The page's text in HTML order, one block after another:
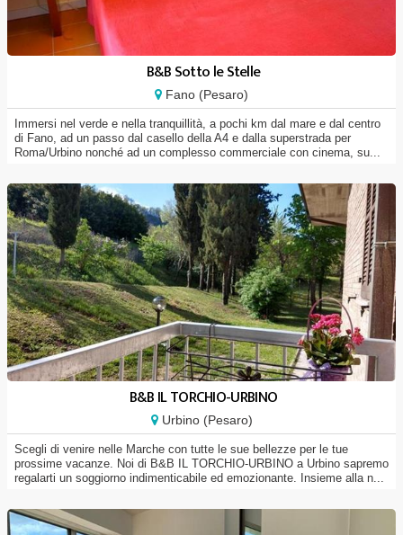
B&B Sotto le Stelle
Fano (Pesaro)
Immersi nel verde e nella tranquillità, a pochi km dal mare e dal centro
di Fano, ad un passo dal casello della A4 e dalla superstrada per
Roma/Urbino nonché ad un complesso commerciale con cinema, su...
B&B IL TORCHIO-URBINO
Urbino (Pesaro)
Scegli di venire nelle Marche con tutte le sue bellezze per le tue
prossime vacanze. Noi di B&B IL TORCHIO-URBINO a Urbino sapremo
regalarti un soggiorno indimenticabile ed emozionante. Insieme alla n...